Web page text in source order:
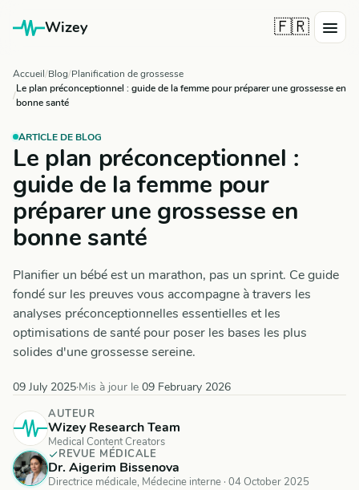
Wizey 🇫🇷
Accueil Blog Planification de grossesse
Le plan préconceptionnel : guide de la femme pour préparer une grossesse en
bonne santé
ARTICLE DE BLOG
Le plan préconceptionnel :
guide de la femme pour
préparer une grossesse en
bonne santé
Planifier un bébé est un marathon, pas un sprint. Ce guide
fondé sur les preuves vous accompagne à travers les
analyses préconceptionnelles essentielles et les
optimisations de santé pour poser les bases les plus
solides d'une grossesse sereine.
09 July 2025·Mis à jour le 09 February 2026
AUTEUR
Wizey Research Team
Medical Content Creators
REVUE MÉDICALE
Dr. Aigerim Bissenova
Directrice médicale, Médecine interne · 04 October 2025